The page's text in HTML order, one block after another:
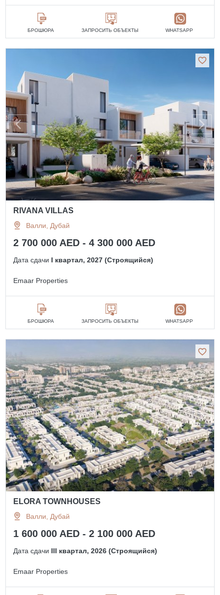
БРОШЮРА ЗАПРОСИТЬ ОБЪЕКТЫ WHATSAPP
RIVANA VILLAS
Валли, Дубай
2 700 000 AED - 4 300 000 AED
Дата сдачи I квартал, 2027 (Строящийся)
Emaar Properties
БРОШЮРА ЗАПРОСИТЬ ОБЪЕКТЫ WHATSAPP
ELORA TOWNHOUSES
Валли, Дубай
1 600 000 AED - 2 100 000 AED
Дата сдачи III квартал, 2026 (Строящийся)
Emaar Properties